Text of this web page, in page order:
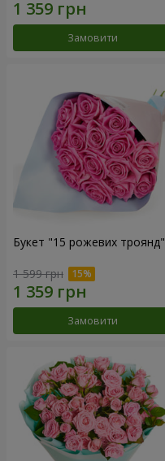
Замовити
Букет "15 рожевих троянд"
1 599 грн
Замовити